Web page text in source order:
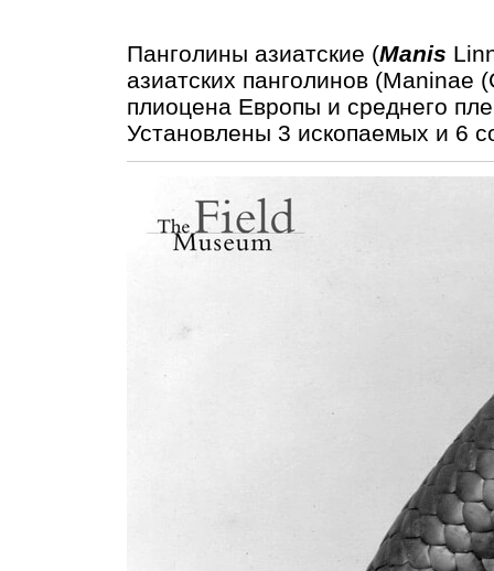
Панголины азиатские (Manis
азиатских панголинов (Maninae
плиоцена Европы и среднего
Установлены 3 ископаемых и 6